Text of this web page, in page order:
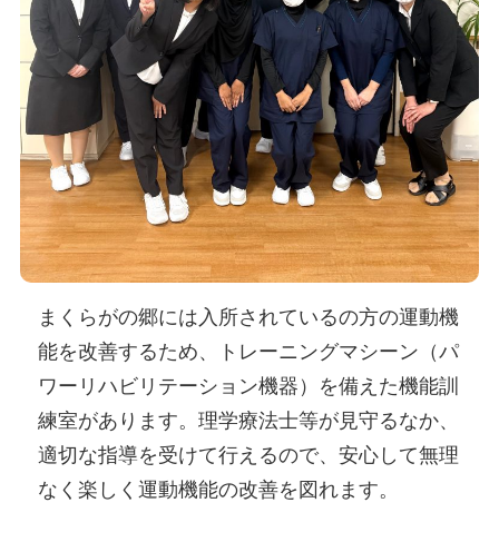
まくらがの郷には入所されているの方の運動機
能を改善するため、トレーニングマシーン（パ
ワーリハビリテーション機器）を備えた機能訓
練室があります。理学療法士等が見守るなか、
適切な指導を受けて行えるので、安心して無理
なく楽しく運動機能の改善を図れます。